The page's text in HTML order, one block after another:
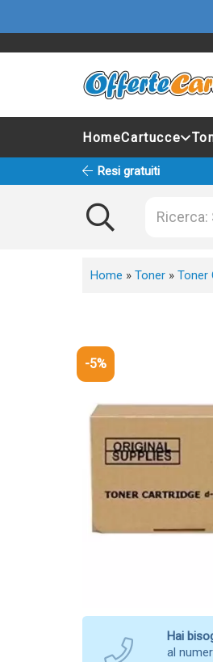
HomeCartucce
Resi gratuiti
Home » Toner » Toner
-5%
Hai
al